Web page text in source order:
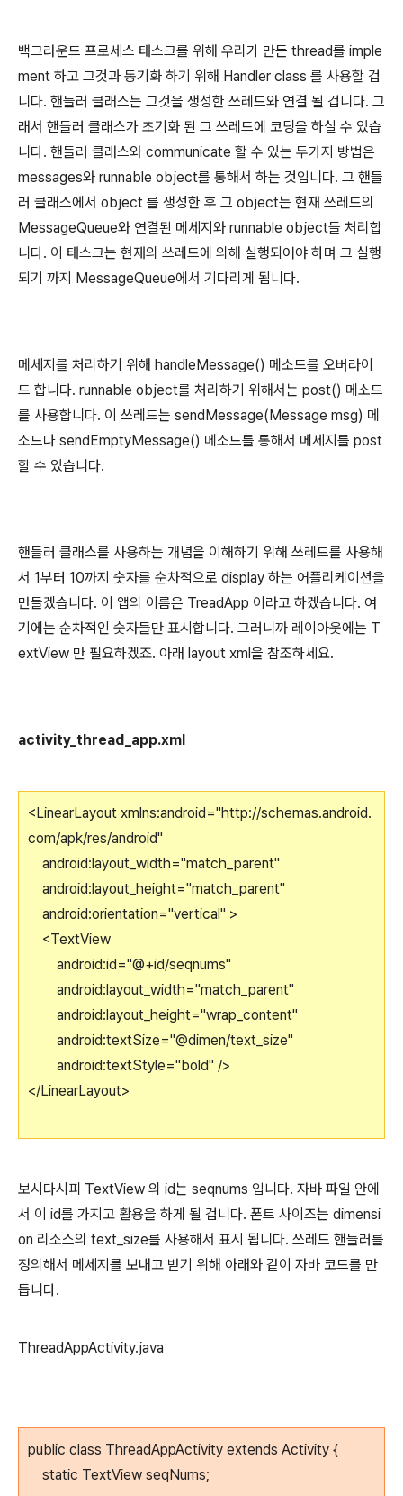
백그라운드 프로세스 태스크를 위해 우리가 만든 thread를 imple
ment 하고 그것과 동기화 하기 위해 Handler class 를 사용할 겁
니다. 핸들러 클래스는 그것을 생성한 쓰레드와 연결 될 겁니다. 그
래서 핸들러 클래스가 초기화 된 그 쓰레드에 코딩을 하실 수 있습
니다. 핸들러 클래스와 communicate 할 수 있는 두가지 방법은
messages와 runnable object를 통해서 하는 것입니다. 그 핸들
러 클래스에서 object 를 생성한 후 그 object는 현재 쓰레드의
MessageQueue와 연결된 메세지와 runnable object들 처리합
니다. 이 태스크는 현재의 쓰레드에 의해 실행되어야 하며 그 실행
되기 까지 MessageQueue에서 기다리게 됩니다.
메세지를 처리하기 위해 handleMessage() 메소드를 오버라이
드 합니다. runnable object를 처리하기 위해서는 post() 메소드
를 사용합니다. 이 쓰레드는 sendMessage(Message msg) 메
소드나 sendEmptyMessage() 메소드를 통해서 메세지를 post
할 수 있습니다.
핸들러 클래스를 사용하는 개념을 이해하기 위해 쓰레드를 사용해
서 1부터 10까지 숫자를 순차적으로 display 하는 어플리케이션을
만들겠습니다. 이 앱의 이름은 TreadApp 이라고 하겠습니다. 여
기에는 순차적인 숫자들만 표시합니다. 그러니까 레이아웃에는 T
extView 만 필요하겠죠. 아래 layout xml을 참조하세요.
activity_thread_app.xml
<LinearLayout xmlns:android="http://schemas.android.
com/apk/res/android"
android:layout_width="match_parent"
android:layout_height="match_parent"
android:orientation="vertical" >
<TextView
android:id="@+id/seqnums"
android:layout_width="match_parent"
android:layout_height="wrap_content"
android:textSize="@dimen/text_size"
android:textStyle="bold" />
</LinearLayout>
보시다시피 TextView 의 id는 seqnums 입니다. 자바 파일 안에
서 이 id를 가지고 활용을 하게 될 겁니다. 폰트 사이즈는 dimensi
on 리소스의 text_size를 사용해서 표시 됩니다. 쓰레드 핸들러를
정의해서 메세지를 보내고 받기 위해 아래와 같이 자바 코드를 만
듭니다.
ThreadAppActivity.java
public class ThreadAppActivity extends Activity {
static TextView seqNums;